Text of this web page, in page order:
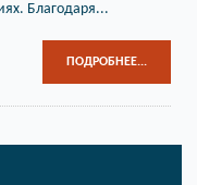
Благодаря...
ПОДРОБНЕЕ...